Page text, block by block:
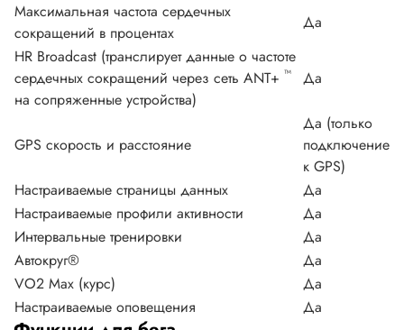
Максимальная частота сердечных
сокращений в процентах
Да
HR Broadcast (транслирует данные о частоте
сердечных сокращений через сеть ANT+ ™
на сопряженные устройства)
Да
GPS скорость и расстояние
Да (только
подключение
к GPS)
Настраиваемые страницы данных
Да
Настраиваемые профили активности
Да
Интервальные тренировки
Да
Автокруг®
Да
VO2 Max (курс)
Да
Настраиваемые оповещения
Да